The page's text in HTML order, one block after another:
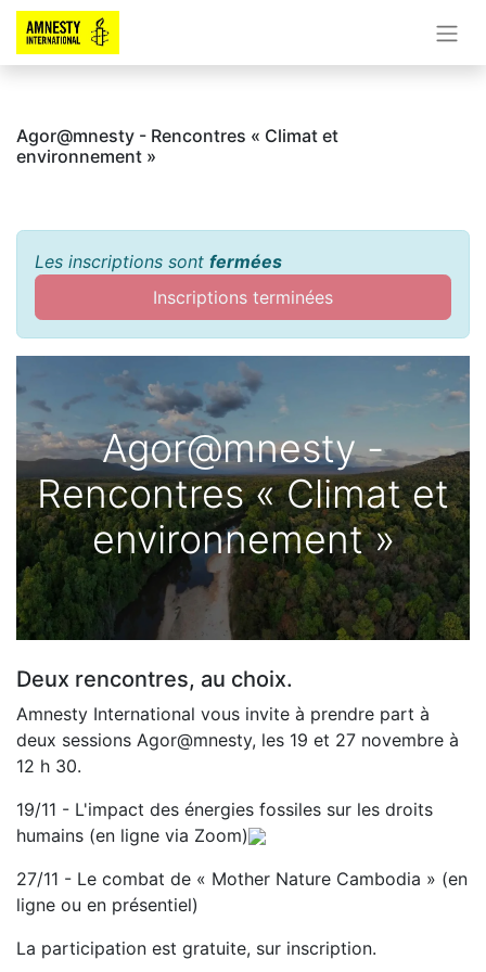
Agor@mnesty - Rencontres « Climat et
environnement »
Les inscriptions sont fermées
Inscriptions terminées
Agor@mnesty -
Rencontres « Climat et
environnement »
Deux rencontres, au choix.
Amnesty International vous invite à prendre part à
deux sessions Agor@mnesty, les 19 et 27 novembre à
12 h 30.
19/11 - L'impact des énergies fossiles sur les droits
humains (en ligne via Zoom)
27/11 - Le combat de « Mother Nature Cambodia » (en
ligne ou en présentiel)
La participation est gratuite, sur inscription.